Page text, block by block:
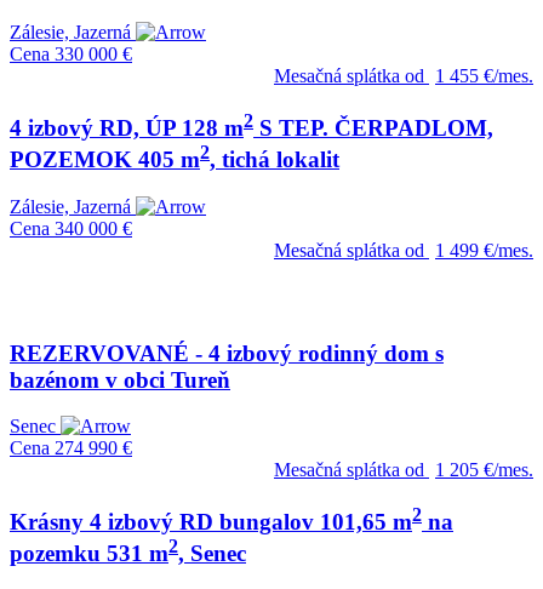
Zálesie, Jazerná
Cena 330 000 €
Mesačná splátka od
1 455 €/mes.
4 izbový RD, ÚP 128 m2 S TEP. ČERPADLOM,
POZEMOK 405 m2, tichá lokalit
Zálesie, Jazerná
Cena 340 000 €
Mesačná splátka od
1 499 €/mes.
REZERVOVANÉ - 4 izbový rodinný dom s
bazénom v obci Tureň
Senec
Cena 274 990 €
Mesačná splátka od 1 205 €/mes.
Krásny 4 izbový RD bungalov 101,65 m2 na
pozemku 531 m2, Senec